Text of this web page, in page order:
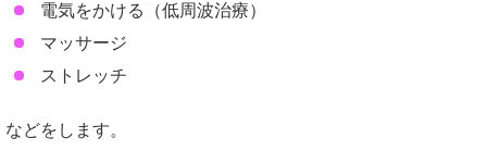
電気をかける（低周波治療）
マッサージ
ストレッチ
などをします。